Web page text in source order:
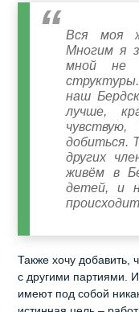
Вся моя
Многим я
мной не
наш
лучше,
добиться.
других
живём в
детей, и
Также хочу добавить,
с другими партиями.
имеют под собой